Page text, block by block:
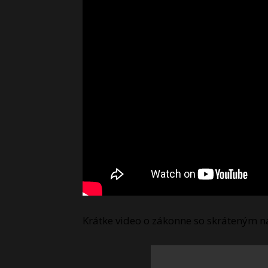
Krátke video o zákonne so skráteným